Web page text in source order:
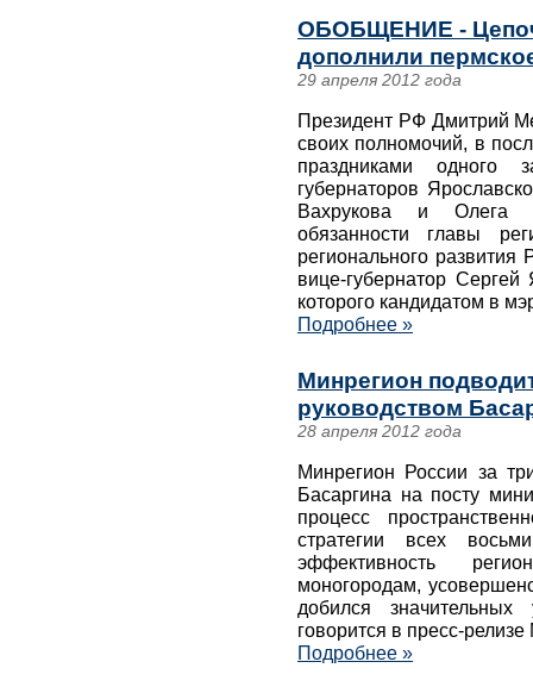
ОБОБЩЕНИЕ -
дополнили
29 апреля 2012 года
Президент РФ Дмитрий
своих полномочий, в
праздниками одного
губернаторов
Вахрукова и Олега
обязанности главы
регионального
вице-губернатор
которого кандидатом в
Подробнее »
Минрегион
руководством
28 апреля 2012 года
Минрегион России за
Басаргина на посту
процесс
стратегии всех
эффективность
моногородам,
добился
говорится в пресс-
Подробнее »